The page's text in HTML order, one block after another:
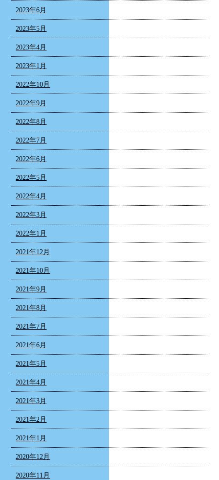
2023年6月
2023年5月
2023年4月
2023年1月
2022年10月
2022年9月
2022年8月
2022年7月
2022年6月
2022年5月
2022年4月
2022年3月
2022年1月
2021年12月
2021年10月
2021年9月
2021年8月
2021年7月
2021年6月
2021年5月
2021年4月
2021年3月
2021年2月
2021年1月
2020年12月
2020年11月